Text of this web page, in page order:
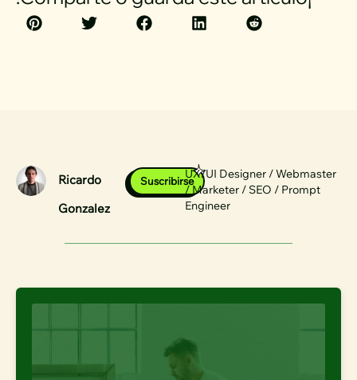
Ricardo
Gonzalez
SuscribirseUX/UI Designer / Webmaster
/ Marketer / SEO / Prompt
Engineer